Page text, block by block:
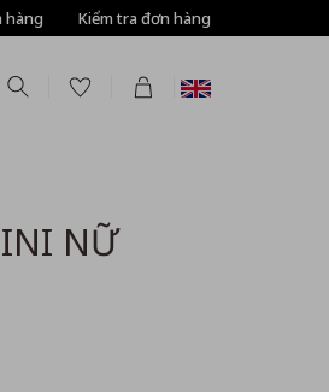
hàng Kiểm tra đơn hàng
NỮ